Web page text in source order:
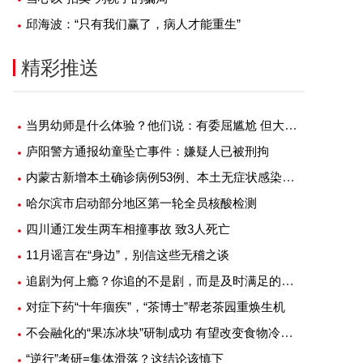
邱海波：“只有我们赢了，病人才能重生”
精彩推送
当男幼师是什么体验？他们说：有委屈尴尬 但大部分是幸福
庐阳警方通报幼童坠亡事件：嫌疑人已被刑拘
内蒙古新增本土确诊病例53例、本土无症状感染者1例
哈尔滨市启动部分地区第一轮全员核酸检测
四川通江发生两车相撞事故 致3人死亡
11月谣言在“身边”，别信这些无稽之谈
追剧为何上瘾？你追的不是剧，而是及时满足的快感
对症下药“十年痼疾”，“茶博士”帮老茶园重焕生机
不会融化的“果冻冰块”研制成功 有望改变食物冷藏方式
“逆行”考研=集体滑落？这结论该慎下